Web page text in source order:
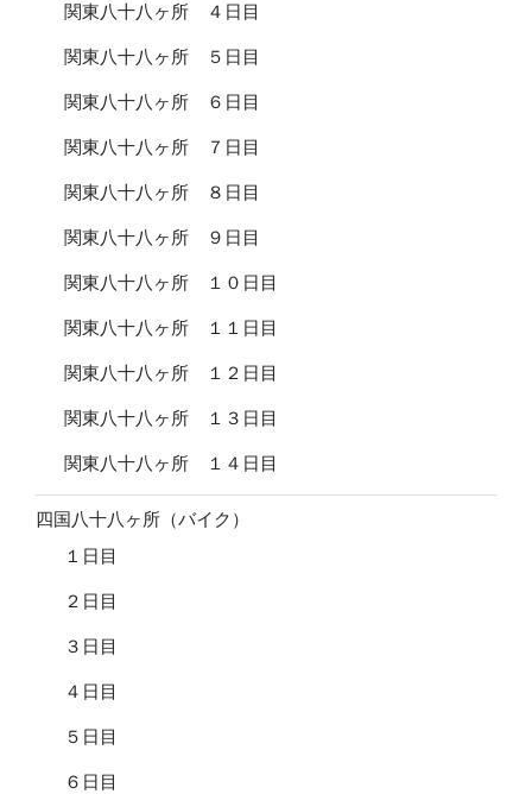
関東八十八ヶ所 ４日目
関東八十八ヶ所 ５日目
関東八十八ヶ所 ６日目
関東八十八ヶ所 ７日目
関東八十八ヶ所 ８日目
関東八十八ヶ所 ９日目
関東八十八ヶ所 １０日目
関東八十八ヶ所 １１日目
関東八十八ヶ所 １２日目
関東八十八ヶ所 １３日目
関東八十八ヶ所 １４日目
四国八十八ヶ所（バイク）
１日目
２日目
３日目
４日目
５日目
６日目